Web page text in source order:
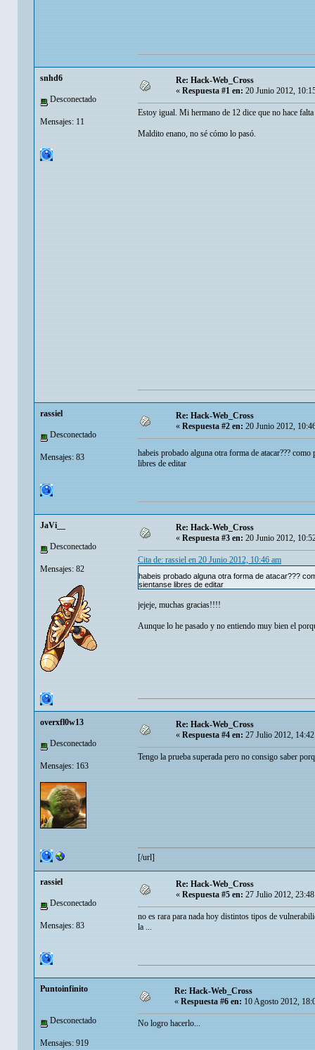
snhd6
Desconectado
Mensajes: 11
Re: Hack-Web_Cross
« Respuesta #1 en: 20 Junio 2012,
Estoy igual. Mi hermano de 12 dice que no hace
Maldito enano, no sé cómo lo pasó.
rassiel
Desconectado
Mensajes: 83
Re: Hack-Web_Cross
«Respuesta #2 en:20 Junio 2012,
habeis probado alguna otra forma de atacar???
libres de editar
JaVi__
Desconectado
Mensajes: 82
Re: Hack-Web_Cross
« Respuesta #3 en: 20 Junio 2012,
Cita de: rassiel en 20 Junio 2012, 10:46 am
habeis probado alguna otra forma de atacar???
sientanse libres de editar
jejeje, muchas gracias!!!!
Aunque lo he pasado y no entiendo muy bien el
overxfl0w13
Desconectado
Mensajes: 163
Re: Hack-Web_Cross
«Respuesta #4 en:27 Julio 2012,
Tengo la prueba superada pero no consigo saber
[/url]
rassiel
Desconectado
Mensajes: 83
Re: Hack-Web_Cross
« Respuesta #5 en: 27 Julio 2012,
no es rara para nada hoy distintos tipos de
la ...
Puntoinfinito
Desconectado
Mensajes: 919
Re: Hack-Web_Cross
«Respuesta #6 en:10 Agosto 2012,
No logro hacerlo...